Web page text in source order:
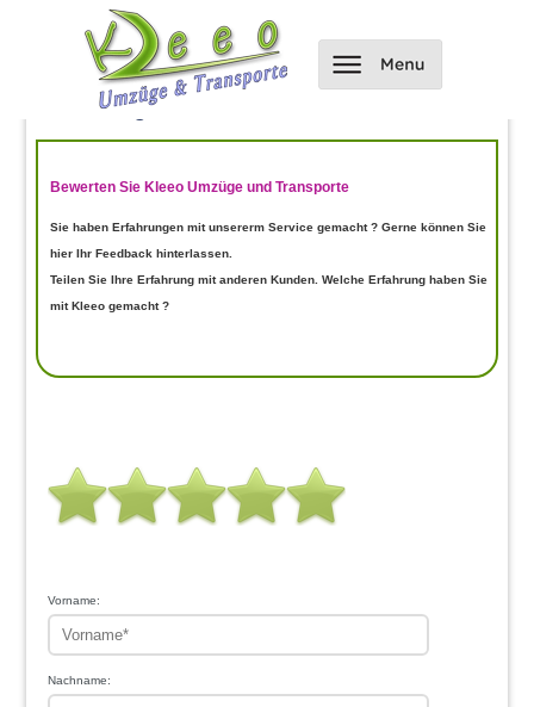
Hier kannst du uns bewerten und
Bewertungen einsehen
Bewerten Sie Kleeo Umzüge und Transporte
Sie haben Erfahrungen mit unsererm Service gemacht ? Gerne können Sie
hier Ihr Feedback hinterlassen.
Teilen Sie Ihre Erfahrung mit anderen Kunden. Welche Erfahrung haben Sie
mit Kleeo gemacht ?
Vorname:
Nachname: